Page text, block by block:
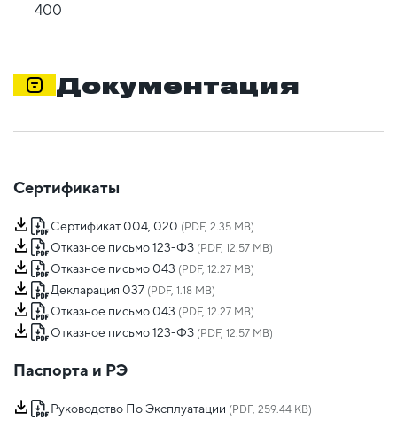
400
Документация
Сертификаты
Сертификат 004, 020 (PDF, 2.35 MB)
Отказное письмо 123-ФЗ (PDF, 12.57 MB)
Отказное письмо 043 (PDF, 12.27 MB)
Декларация 037 (PDF, 1.18 MB)
Отказное письмо 043 (PDF, 12.27 MB)
Отказное письмо 123-ФЗ (PDF, 12.57 MB)
Паспорта и РЭ
Руководство По Эксплуатации (PDF, 259.44 KB)